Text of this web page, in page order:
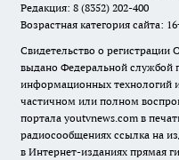
Редакция: 8 (8352) 202-400
Возрастная категория сайта:
Свидетельство о регистрации
выдано Федеральной службой
информационных технологий
частичном или полном
портала youtvnews.com в
радиосообщениях ссылка на
в Интернет-изданиях прямая